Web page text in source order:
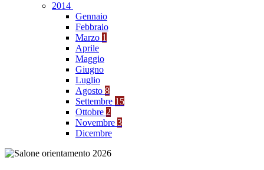
2014
Gennaio
Febbraio
Marzo 1
Aprile
Maggio
Giugno
Luglio
Agosto 8
Settembre 15
Ottobre 2
Novembre 3
Dicembre